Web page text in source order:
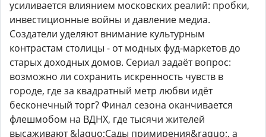
усиливается влиянием московских реалий: пробки,
инвестиционные войны и давление медиа.
Создатели уделяют внимание культурным
контрастам столицы - от модных фуд-маркетов до
старых доходных домов. Сериал задаёт вопрос:
возможно ли сохранить искренность чувств в
городе, где за квадратный метр любви идёт
бесконечный торг? Финал сезона оканчивается
флешмобом на ВДНХ, где тысячи жителей
высаживают &laquo;Сады примирения&raquo;, а